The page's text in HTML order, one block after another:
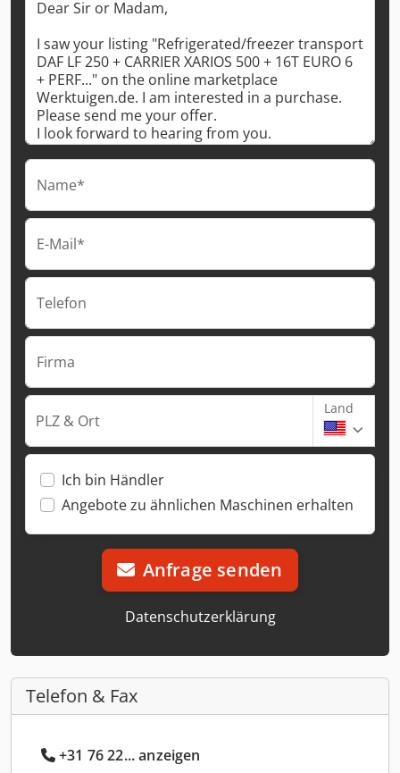
Name*
E-Mail*
Telefon
Firma
PLZ & Ort
Land
Ich bin Händler
Angebote zu ähnlichen Maschinen erhalten
Anfrage senden
Datenschutzerklärung
Telefon & Fax
+31 76 22... anzeigen